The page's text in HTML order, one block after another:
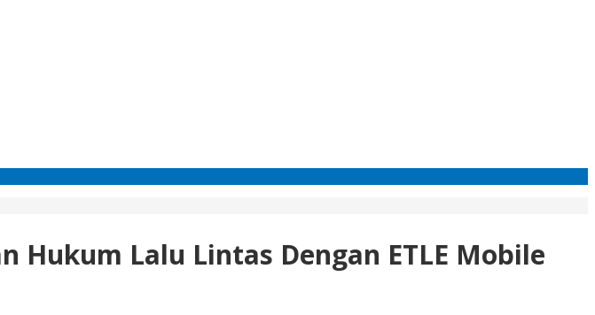
Hukum Lalu Lintas Dengan ETLE Mobile